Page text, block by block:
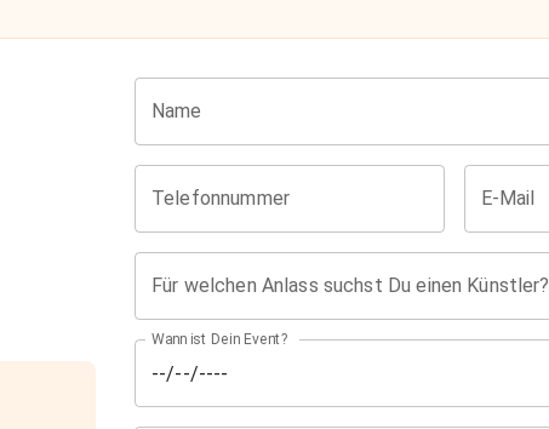
Name
Telefonnummer E-Mail
Für welchen Anlass suchst Du einen Künstler?
Wann ist Dein Event?